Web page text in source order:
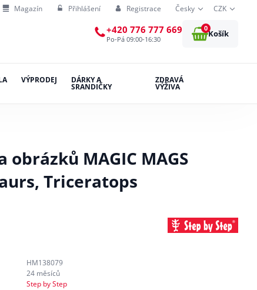
Magazín Přihlášení Registrace Česky CZK
+420 776 777 669
Po-Pá 09:00-16:30
0
Košík
VÝPRODEJ DÁRKY A
SRANDIČKY
ZDRAVÁ
VÝŽIVA
obrázků MAGIC MAGS
Triceratops
HM138079
24 měsíců
Step by Step